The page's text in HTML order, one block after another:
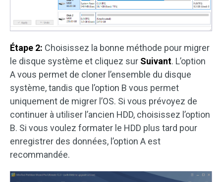
Étape 2: Choisissez la bonne méthode pour migrer
le disque système et cliquez sur Suivant. L’option
A vous permet de cloner l’ensemble du disque
système, tandis que l’option B vous permet
uniquement de migrer l’OS. Si vous prévoyez de
continuer à utiliser l’ancien HDD, choisissez l’option
B. Si vous voulez formater le HDD plus tard pour
enregistrer des données, l’option A est
recommandée.